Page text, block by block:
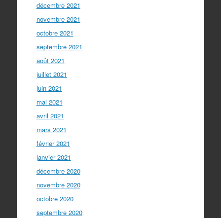
décembre 2021
novembre 2021
octobre 2021
septembre 2021
août 2021
juillet 2021
juin 2021
mai 2021
avril 2021
mars 2021
février 2021
janvier 2021
décembre 2020
novembre 2020
octobre 2020
septembre 2020